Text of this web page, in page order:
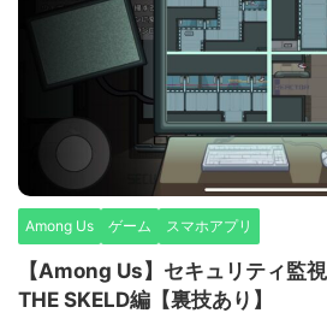
Among Us ゲーム スマホアプリ
【Among Us】セキュリティ監
THE SKELD編【裏技あり】